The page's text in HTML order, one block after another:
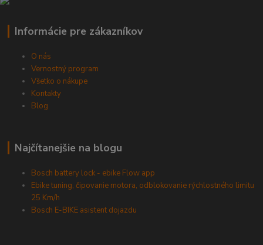
Informácie pre zákazníkov
O nás
Vernostný program
Všetko o nákupe
Kontakty
Blog
Najčítanejšie na blogu
Bosch battery lock - ebike Flow app
Ebike tuning, čipovanie motora, odblokovanie rýchlostného limitu
25 Km/h
Bosch E-BIKE asistent dojazdu